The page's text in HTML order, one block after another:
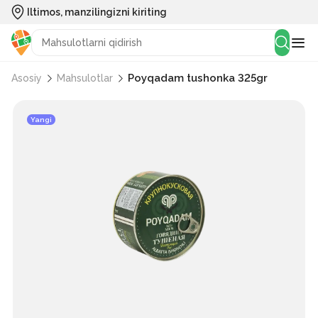
Iltimos, manzilingizni kiriting
Asosiy Mahsulotlar Poyqadam tushonka 325gr
Yangi